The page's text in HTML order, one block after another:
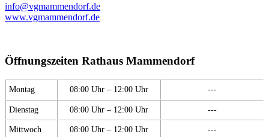
info@vgmammendorf.de
www.vgmammendorf.de
Öffnungszeiten Rathaus Mammendorf
Montag 08:00 Uhr – 12:00 Uhr ---
Dienstag 08:00 Uhr – 12:00 Uhr ---
Mittwoch 08:00 Uhr – 12:00 Uhr ---